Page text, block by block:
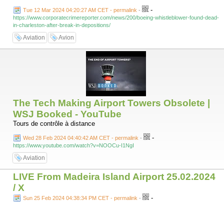
Tue 12 Mar 2024 04:20:27 AM CET - permalink - -
https://www.corporatecrimereporter.com/news/200/boeing-whistleblower-found-dead-
in-charleston-after-break-in-depositions/
Aviation Avion
The Tech Making Airport Towers Obsolete |
WSJ Booked - YouTube
Tours de contrôle à distance
Wed 28 Feb 2024 04:40:42 AM CET - permalink - -
https://www.youtube.com/watch?v=NOOCu-I1NgI
Aviation
LIVE From Madeira Island Airport 25.02.2024
/ X
Sun 25 Feb 2024 04:38:34 PM CET - permalink - -